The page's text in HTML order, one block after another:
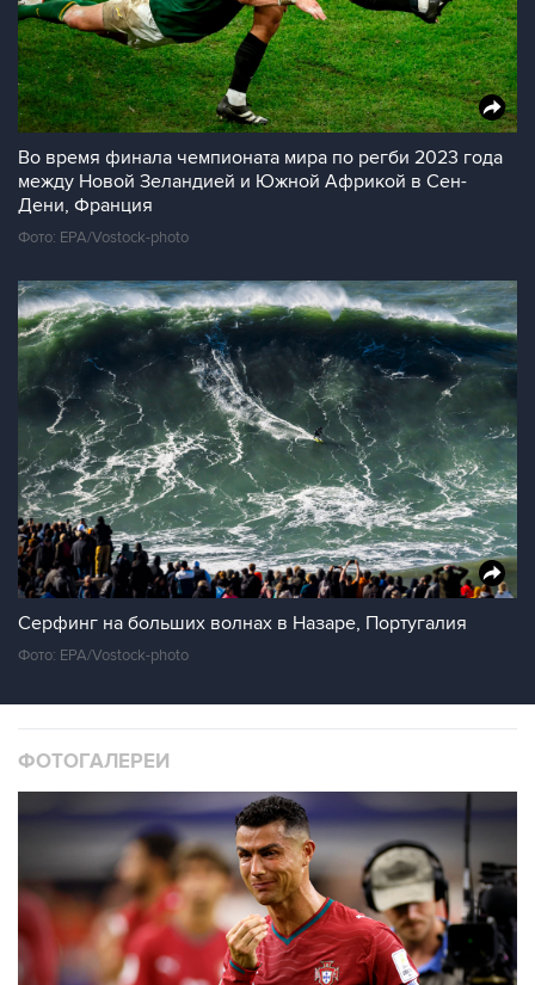
Во время финала чемпионата мира по регби 2023 года
между Новой Зеландией и Южной Африкой в Сен-
Дени, Франция
Фото: EPA/Vostock-photo
Серфинг на больших волнах в Назаре, Португалия
Фото: EPA/Vostock-photo
ФОТОГАЛЕРЕИ